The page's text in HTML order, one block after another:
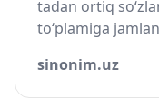
tadan ortiq
to‘plamiga
sinonim.uz